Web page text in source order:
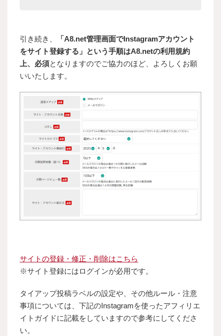
引き続き、
「A8.net管理画面でInstagramアカウント
をサイト登録する」という手順はA8.netの利用規約
上、必須となりますのでご協力のほど、よろしくお願
いいたします。
サイトの登録・修正・削除はこちら
※サイト登録にはログインが必用です。
タイアップ投稿ラベルの設定や、その他ルール・注意
事項については、下記のInstagramを使ったアフィリエ
イトガイドに記載をしていますので参考にしてくださ
い。